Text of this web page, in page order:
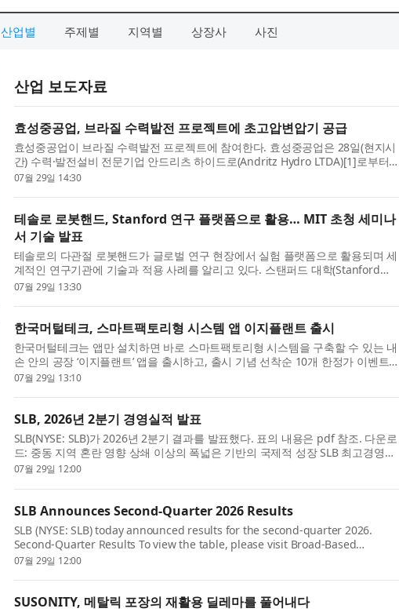
산업별 주제별 지역별 상장사 사진
산업 보도자료
효성중공업, 브라질 수력발전 프로젝트에 초고압변압기 공급
효성중공업이 브라질 수력발전 프로젝트에 참여한다. 효성중공업은 28일(현지시
간) 수력·발전설비 전문기업 안드리츠 하이드로(Andritz Hydro LTDA)[1]로부터
500kV 초고압변압기 6대를 수주했다고 밝혔다. 이번에 공급되는 초고압변압기는
07월 29일 14:30
테솔로 로봇핸드, Stanford 연구 플랫폼으로 활용… MIT 초청 세미나
서 기술 발표
테솔로의 다관절 로봇핸드가 글로벌 연구 현장에서 실험 플랫폼으로 활용되며 세
계적인 연구기관에 기술과 적용 사례를 알리고 있다. 스탠퍼드 대학(Stanford
University)의 첨단 로봇학습 연구에 DG-5F-M이 연이어 채택된 데 이어 MIT에서
07월 29일 13:30
한국머털테크, 스마트팩토리형 시스템 앱 이지플랜트 출시
한국머털테크는 앱만 설치하면 바로 스마트팩토리형 시스템을 구축할 수 있는 내
손 안의 공장 ‘이지플랜트’ 앱을 출시하고, 출시 기념 선착순 10개 한정가 이벤트
를 진행하고 있다고 밝혔다. 고객은 PC나 로컬 네트워크 같은 장비 없이 휴대폰에
07월 29일 13:10
SLB, 2026년 2분기 경영실적 발표
SLB(NYSE: SLB)가 2026년 2분기 결과를 발표했다. 표의 내용은 pdf 참조. 다운로
드: 중동 지역 혼란 영향 상쇄 이상의 폭넓은 기반의 국제적 성장 SLB 최고경영자
올리비에 르 푸치(Olivier Le Peuch)는 “SLB는 라틴 아메리카, 유럽 및 아프리카,
07월 29일 12:00
SLB Announces Second-Quarter 2026 Results
SLB (NYSE: SLB) today announced results for the second-quarter 2026.
Second-Quarter Results To view the table, please visit Broad-Based
International Growth More than Offset Impact of Middle East Disruptions
07월 29일 12:00
SUSONITY, 메탈릭 포장의 재활용 딜레마를 풀어내다